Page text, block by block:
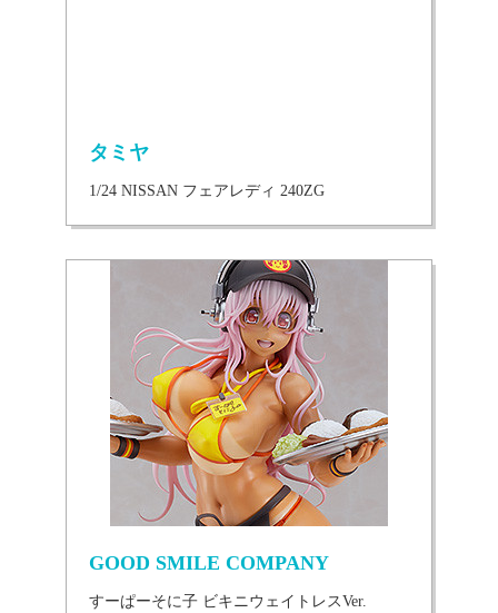
タミヤ
1/24 NISSAN フェアレディ 240ZG
GOOD SMILE COMPANY
すーぱーそに子 ビキニウェイトレスVer.